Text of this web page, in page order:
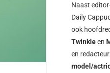
Naast
Daily
ook
Twinkleen
en
model/